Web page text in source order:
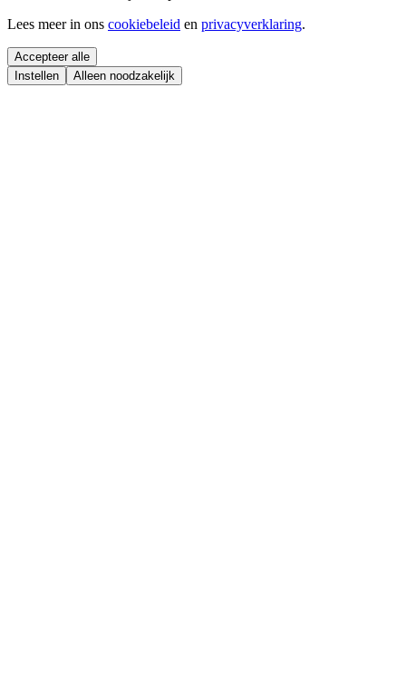
Lees meer in ons cookiebeleid en privacyverklaring.
Accepteer alle
Instellen
Alleen noodzakelijk